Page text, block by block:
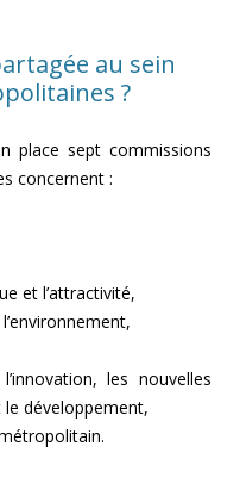
au sein
?
place sept commissions
concernent :
et l’attractivité,
les nouvelles
développement,